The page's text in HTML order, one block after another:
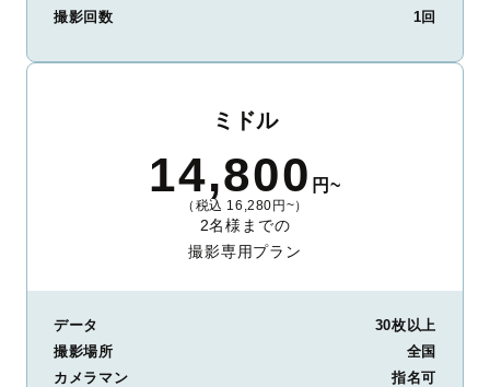
撮影回数
1回
ミドル
14,800 円~
（税込 16,280円~）
2名様までの
撮影専用プラン
データ
30枚以上
撮影場所
全国
カメラマン
指名可